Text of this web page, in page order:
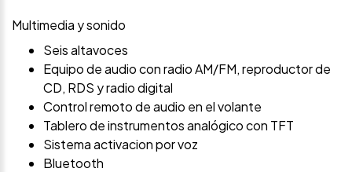
Multimedia y sonido
Seis altavoces
Equipo de audio con radio AM/FM, reproductor de
CD, RDS y radio digital
Control remoto de audio en el volante
Tablero de instrumentos analógico con TFT
Sistema activacion por voz
Bluetooth